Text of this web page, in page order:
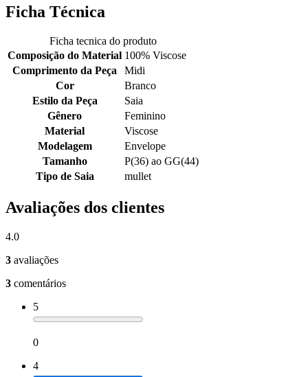
Ficha Técnica
Ficha tecnica do produto
Composição do Material 100% Viscose
Comprimento da Peça
Midi
Cor
Branco
Estilo da Peça
Saia
Gênero
Feminino
Material
Viscose
Modelagem
Envelope
Tamanho
P(36) ao GG(44)
Tipo de Saia
mullet
Avaliações dos clientes
4.0
3 avaliações
3 comentários
5
0
4